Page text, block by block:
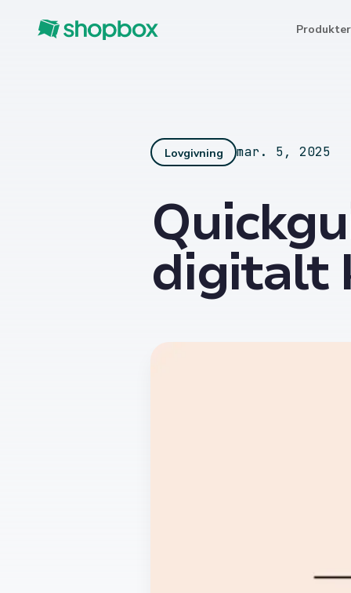
Produkter
Lovgivning mar. 5, 2025
digitalt